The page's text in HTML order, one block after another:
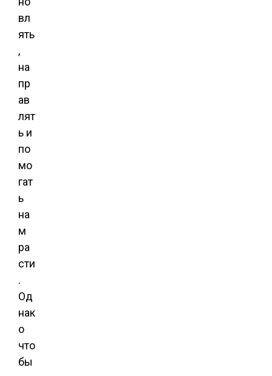
вл
ять
,
на
пр
ав
лят
ь и
по
мо
гат
ь
на
м
ра
сти
.
Од
нак
о
что
бы